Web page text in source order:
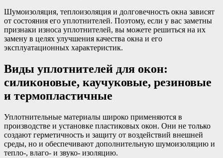
Шумоизоляция, теплоизоляция и долговечность окна зависят
от состояния его уплотнителей. Поэтому, если у вас заметны
признаки износа уплотнителей, вы можете решиться на их
замену в целях улучшения качества окна и его
эксплуатационных характеристик.
Виды уплотнителей для окон:
силиконовые, каучуковые, резиновые
и термопластичные
Уплотнительные материалы широко применяются в
производстве и установке пластиковых окон. Они не только
создают герметичность и защиту от воздействий внешней
среды, но и обеспечивают дополнительную шумоизоляцию и
тепло-, влаго- и звуко- изоляцию.